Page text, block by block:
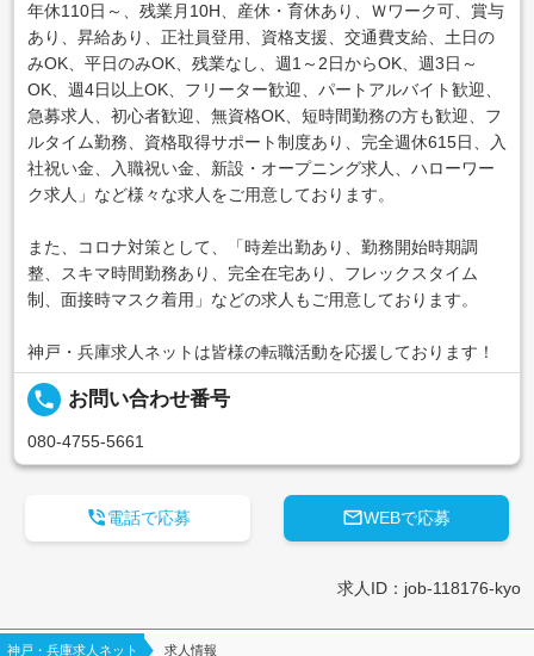
年休110日～、残業月10H、産休・育休あり、Ｗワーク可、賞与
あり、昇給あり、正社員登用、資格支援、交通費支給、土日の
みOK、平日のみOK、残業なし、週1～2日からOK、週3日～
OK、週4日以上OK、フリーター歓迎、パートアルバイト歓迎、
急募求人、初心者歓迎、無資格OK、短時間勤務の方も歓迎、フ
ルタイム勤務、資格取得サポート制度あり、完全週休615日、入
社祝い金、入職祝い金、新設・オープニング求人、ハローワー
ク求人」など様々な求人をご用意しております。
また、コロナ対策として、「時差出勤あり、勤務開始時期調
整、スキマ時間勤務あり、完全在宅あり、フレックスタイム
制、面接時マスク着用」などの求人もご用意しております。
神戸・兵庫求人ネットは皆様の転職活動を応援しております！
local_phone お問い合わせ番号
080-4755-5661
WEBで応募
電話で応募
求人ID：job-118176-kyo
神戸・兵庫求人ネット 求人情報